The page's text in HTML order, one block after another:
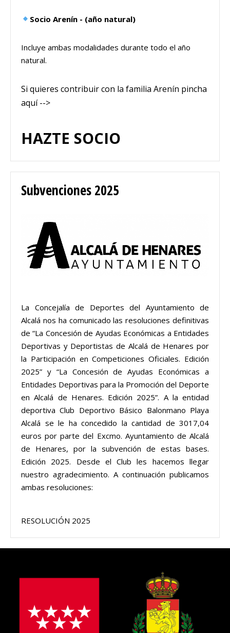
Socio Arenín - (año natural)
Incluye ambas modalidades durante todo el año
natural.
Si quieres contribuir con la familia Arenín pincha
aquí -->
HAZTE SOCIO
Subvenciones 2025
La Concejalía de Deportes del Ayuntamiento de
Alcalá nos ha comunicado las resoluciones definitivas
de “La Concesión de Ayudas Económicas a Entidades
Deportivas y Deportistas de Alcalá de Henares por
la Participación en Competiciones Oficiales. Edición
2025” y “La Concesión de Ayudas Económicas a
Entidades Deportivas para la Promoción del Deporte
en Alcalá de Henares. Edición 2025”. A la entidad
deportiva Club Deportivo Básico Balonmano Playa
Alcalá se le ha concedido la cantidad de 3017,04
euros por parte del Excmo. Ayuntamiento de Alcalá
de Henares, por la subvención de estas bases.
Edición 2025. Desde el Club les hacemos llegar
nuestro agradecimiento. A continuación publicamos
ambas resoluciones:
RESOLUCIÓN 2025